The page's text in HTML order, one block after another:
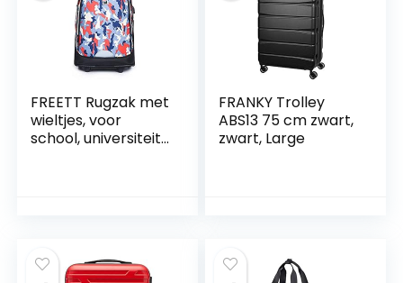
FREETT Rugzak met
wieltjes, voor
school, universiteit,
FRANKY Trolley
ABS13 75 cm zwart,
zwart, Large